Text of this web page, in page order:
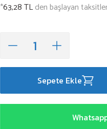
*63,28 TLden başlayan
Sepete Ekle